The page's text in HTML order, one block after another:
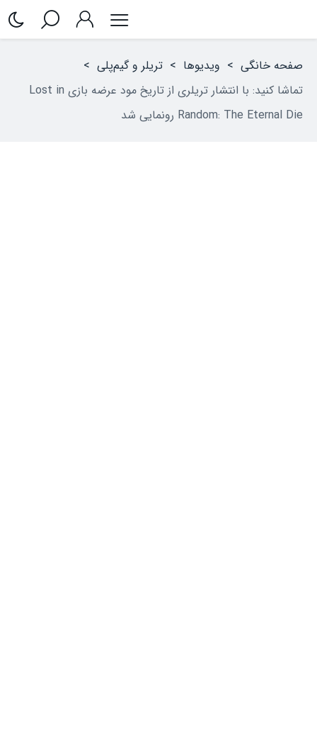
صفحه خانگی > ویدیوها > تریلر و گیم‌پلی >
تماشا کنید: با انتشار تریلری از تاریخ مود عرضه بازی Lost in
Random: The Eternal Die رونمایی شد